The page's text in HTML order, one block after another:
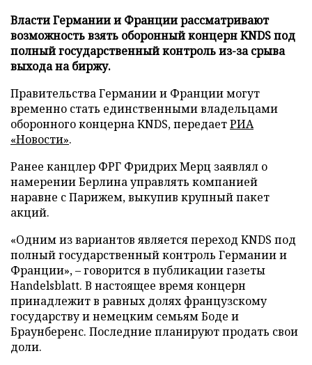
Власти Германии и Франции рассматривают
возможность взять оборонный концерн KNDS под
полный государственный контроль из-за срыва
выхода на биржу.
Правительства Германии и Франции могут
временно стать единственными владельцами
оборонного концерна KNDS, передаетРИА
«Новости».
Ранее канцлер ФРГ Фридрих Мерц заявлял о
намерении Берлина управлять компанией
наравне с Парижем, выкупив крупный пакет
акций.
«Одним из вариантов является переход KNDS под
полный государственный контроль Германии и
Франции», – говорится в публикации газеты
Handelsblatt. В настоящее время концерн
принадлежит в равных долях французскому
государству и немецким семьям Боде и
Браунберенс. Последние планируют продать свои
доли.